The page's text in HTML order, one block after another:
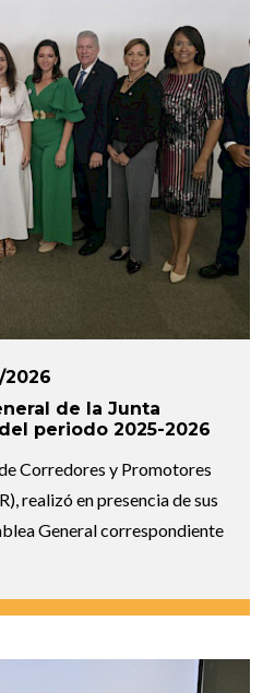
2026
de la Junta
periodo 2025-2026
Corredores y Promotores
realizó en presencia de sus
General correspondiente